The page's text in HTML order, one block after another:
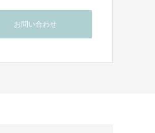
お問い合わせ